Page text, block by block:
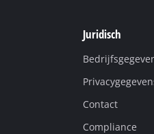
Juridisch
Contact
Compliance